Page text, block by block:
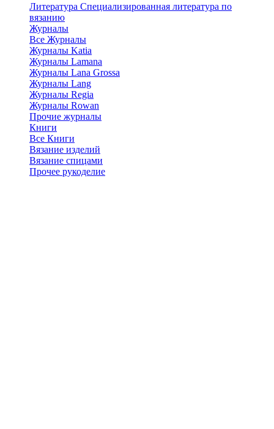
Литература Специализированная литература по
вязанию
Журналы
Все Журналы
Журналы Katia
Журналы Lamana
Журналы Lana Grossa
Журналы Lang
Журналы Regia
Журналы Rowan
Прочие журналы
Книги
Все Книги
Вязание изделий
Вязание спицами
Прочее рукоделие